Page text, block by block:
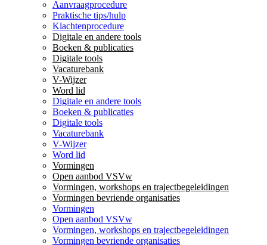
Aanvraagprocedure
Praktische tips/hulp
Klachtenprocedure
Digitale en andere tools
Boeken & publicaties
Digitale tools
Vacaturebank
V-Wijzer
Word lid
Digitale en andere tools
Boeken & publicaties
Digitale tools
Vacaturebank
V-Wijzer
Word lid
Vormingen
Open aanbod VSVw
Vormingen, workshops en trajectbegeleidingen
Vormingen bevriende organisaties
Vormingen
Open aanbod VSVw
Vormingen, workshops en trajectbegeleidingen
Vormingen bevriende organisaties